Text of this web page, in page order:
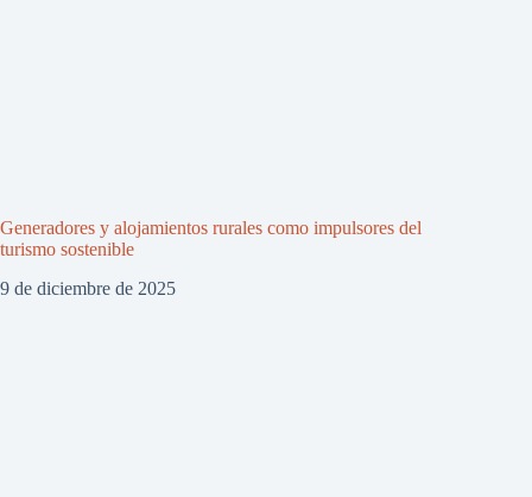
Generadores y alojamientos rurales como impulsores del
turismo sostenible
9 de diciembre de 2025